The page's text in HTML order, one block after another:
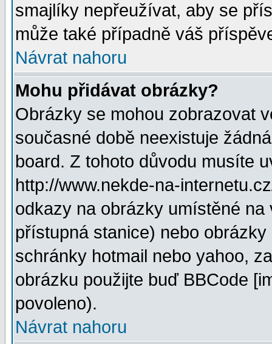
smajlíky nepřeužívat, aby se
může také případně váš
Návrat nahoru
Mohu přidávat obrázky?
Obrázky se mohou zobrazovat
současné době neexistuje
board. Z tohoto důvodu musíte
http://www.nekde-na-
odkazy na obrázky umístěné
přístupná stanice) nebo
schránky hotmail nebo yahoo,
obrázku použijte buď BBCode
povoleno).
Návrat nahoru